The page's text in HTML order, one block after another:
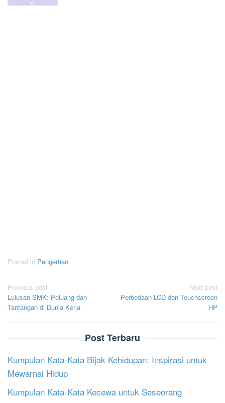
Posted in Pengertian
Post
navigation
Previous post
Lulusan SMK: Peluang dan
Tantangan di Dunia Kerja
Next post
Perbedaan LCD dan Touchscreen
HP
Post Terbaru
Kumpulan Kata-Kata Bijak Kehidupan: Inspirasi untuk
Mewarnai Hidup
Kumpulan Kata-Kata Kecewa untuk Seseorang